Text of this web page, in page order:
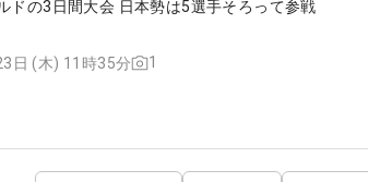
ドの3日間大会 日本勢は5選手そろって参戦
日 (木) 11時35分
1